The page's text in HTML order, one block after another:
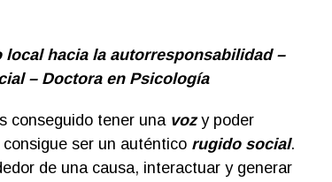
hacia la autorresponsabilidad –
– Doctora en Psicología
conseguido tener unavozy poder
ser un auténtico rugido social.
de una causa, interactuar y generar